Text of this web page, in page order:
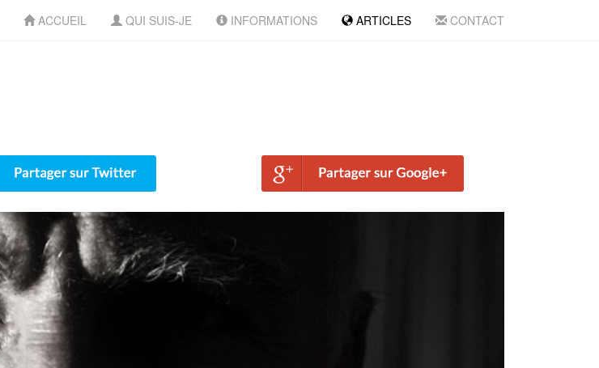
ACCUEIL QUI SUIS-JE INFORMATIONS ARTICLES CONTACT